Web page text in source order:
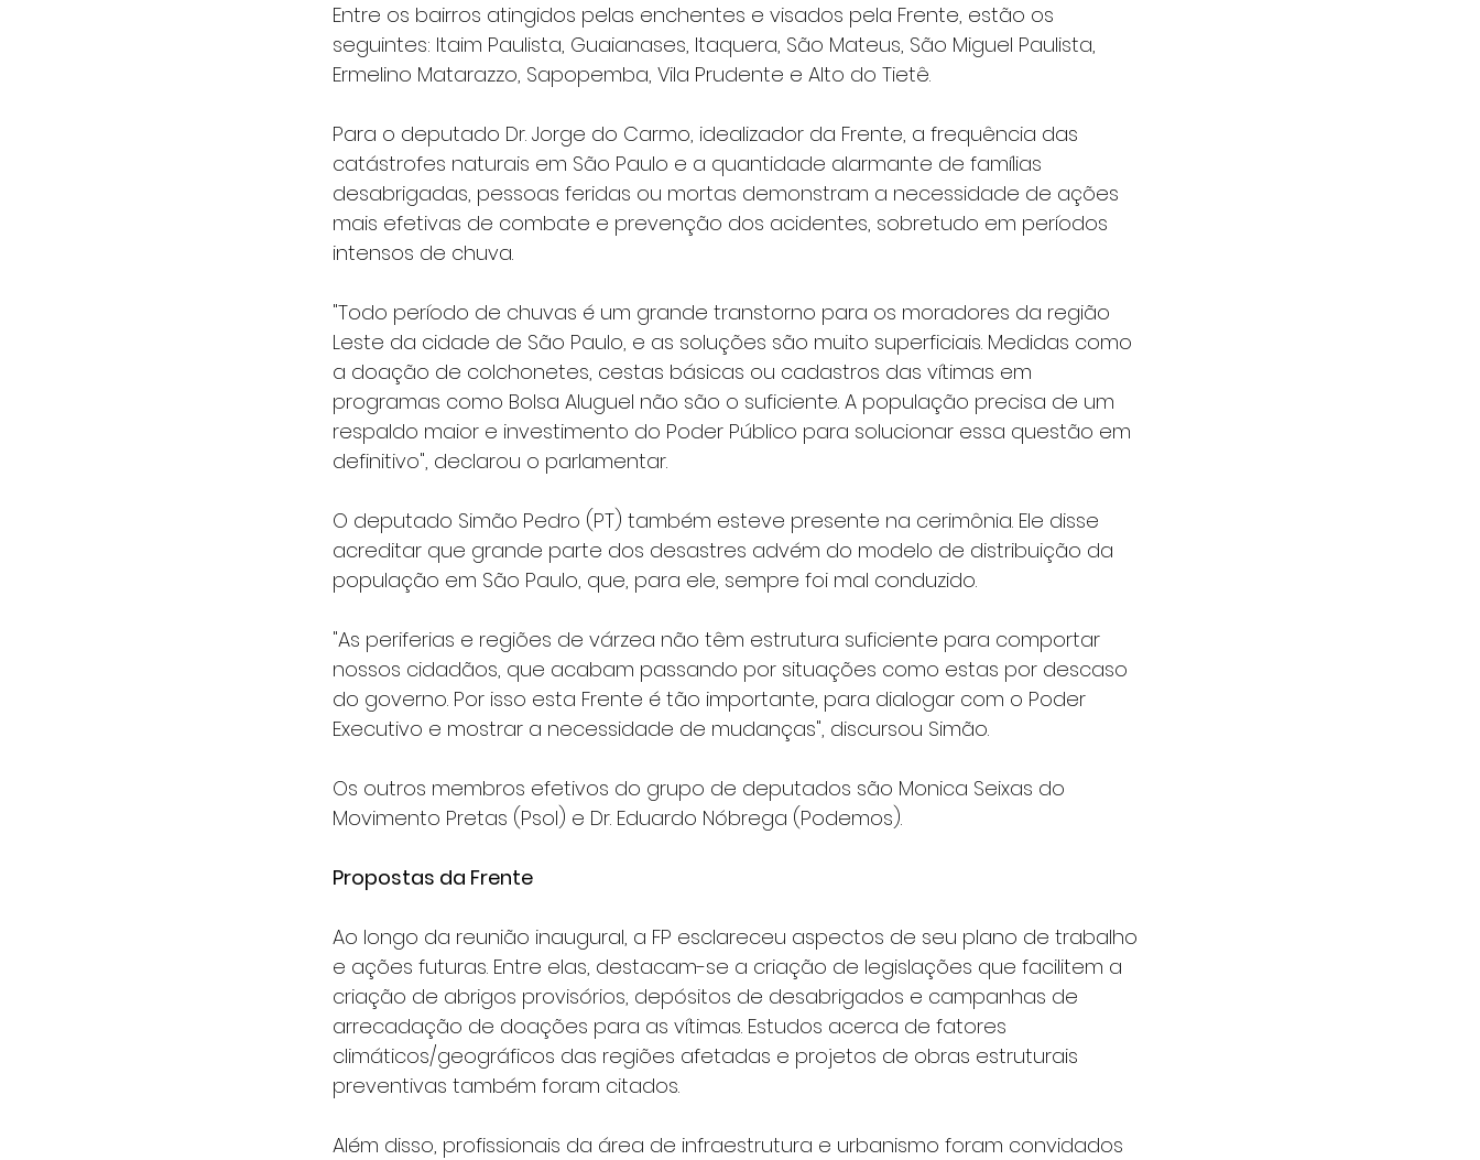
Entre os bairros atingidos pelas enchentes e visados pela Frente, estão os
seguintes: Itaim Paulista, Guaianases, Itaquera, São Mateus, São Miguel Paulista,
Ermelino Matarazzo, Sapopemba, Vila Prudente e Alto do Tietê.
Para o deputado Dr. Jorge do Carmo, idealizador da Frente, a frequência das
catástrofes naturais em São Paulo e a quantidade alarmante de famílias
desabrigadas, pessoas feridas ou mortas demonstram a necessidade de ações
mais efetivas de combate e prevenção dos acidentes, sobretudo em períodos
intensos de chuva.
"Todo período de chuvas é um grande transtorno para os moradores da região
Leste da cidade de São Paulo, e as soluções são muito superficiais. Medidas como
a doação de colchonetes, cestas básicas ou cadastros das vítimas em
programas como Bolsa Aluguel não são o suficiente. A população precisa de um
respaldo maior e investimento do Poder Público para solucionar essa questão em
definitivo", declarou o parlamentar.
O deputado Simão Pedro (PT) também esteve presente na cerimônia. Ele disse
acreditar que grande parte dos desastres advém do modelo de distribuição da
população em São Paulo, que, para ele, sempre foi mal conduzido.
"As periferias e regiões de várzea não têm estrutura suficiente para comportar
nossos cidadãos, que acabam passando por situações como estas por descaso
do governo. Por isso esta Frente é tão importante, para dialogar com o Poder
Executivo e mostrar a necessidade de mudanças", discursou Simão.
Os outros membros efetivos do grupo de deputados são Monica Seixas do
Movimento Pretas (Psol) e Dr. Eduardo Nóbrega (Podemos).
Propostas da Frente
Ao longo da reunião inaugural, a FP esclareceu aspectos de seu plano de trabalho
e ações futuras. Entre elas, destacam-se a criação de legislações que facilitem a
criação de abrigos provisórios, depósitos de desabrigados e campanhas de
arrecadação de doações para as vítimas. Estudos acerca de fatores
climáticos/geográficos das regiões afetadas e projetos de obras estruturais
preventivas também foram citados.
Além disso, profissionais da área de infraestrutura e urbanismo foram convidados